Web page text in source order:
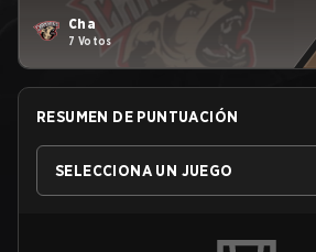
Cha
7 Votos
RESUMEN DE PUNTUACIÓN
SELECCIONA UN JUEGO